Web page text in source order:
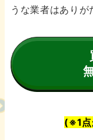
うな業者はありが
(※1点